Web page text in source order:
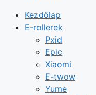
Kezdőlap
E-rollerek
Pxid
Epic
Xiaomi
E-twow
Yume